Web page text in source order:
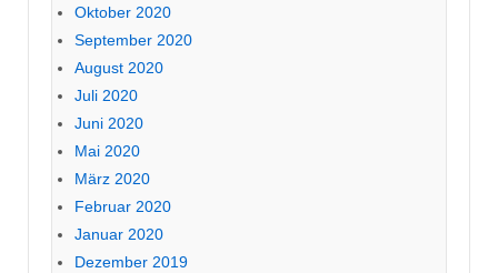
Oktober 2020
September 2020
August 2020
Juli 2020
Juni 2020
Mai 2020
März 2020
Februar 2020
Januar 2020
Dezember 2019